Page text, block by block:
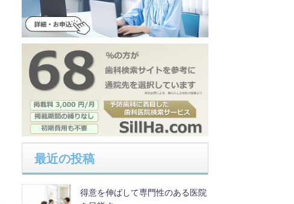
最近の投稿
得意を伸ばして専門性のある医院